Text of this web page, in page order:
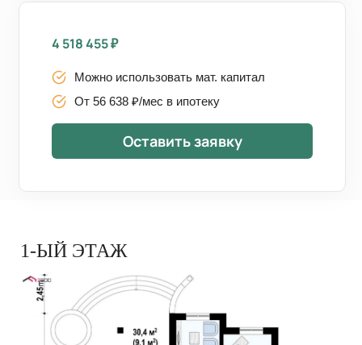
4 518 455₽
Можно использовать мат. капитал
От 56 638 ₽/мес в ипотеку
Оставить заявку
1-ЫЙ ЭТАЖ